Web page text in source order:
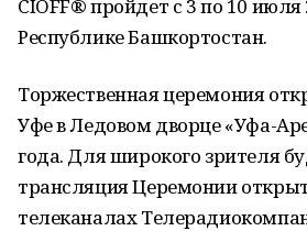
CIOFF®️ пройдет с 3 по 10 июля
Республике Башкортостан.
Торжественная церемония
Уфе в Ледовом дворце «Уфа-
года. Для широкого зрителя
трансляция Церемонии
телеканалах